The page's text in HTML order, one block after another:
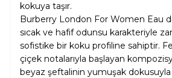
kokuya taşır.
Burberry London For Women Eau
sıcak ve hafif odunsu karakteriyle
sofistike bir koku profiline sahiptir.
çiçek notalarıyla başlayan
beyaz şeftalinin yumuşak